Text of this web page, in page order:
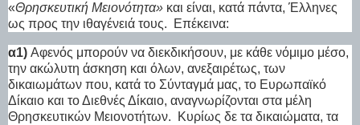
«Θρησκευτική Μειονότητα» και είναι, κατά πάντα, Έλληνες
ως προς την ιθαγένειά τους.
Επέκεινα:
α1) Αφενός μπορούν να διεκδικήσουν, με κάθε νόμιμο μέσο,
την ακώλυτη άσκηση και όλων, ανεξαιρέτως, των
δικαιωμάτων που, κατά το Σύνταγμά μας, το Ευρωπαϊκό
Δίκαιο και το Διεθνές Δίκαιο, αναγνωρίζονται στα μέλη
Θρησκευτικών Μειονοτήτων.
Κυρίως δε τα δικαιώματα, τα